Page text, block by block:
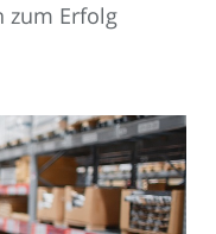
zum Erfolg